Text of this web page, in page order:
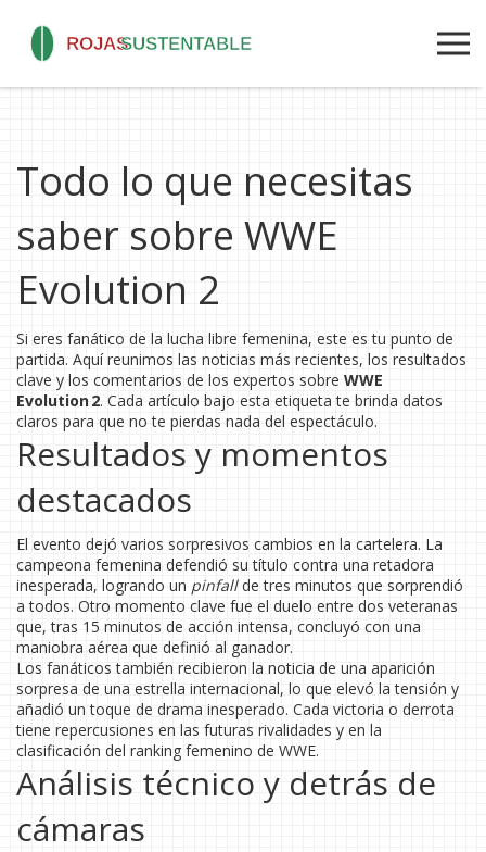
Todo lo que necesitas
saber sobre WWE
Evolution 2
Si eres fanático de la lucha libre femenina, este es tu punto de
partida. Aquí reunimos las noticias más recientes, los resultados
clave y los comentarios de los expertos sobre WWE
Evolution 2. Cada artículo bajo esta etiqueta te brinda datos
claros para que no te pierdas nada del espectáculo.
Resultados y momentos
destacados
El evento dejó varios sorpresivos cambios en la cartelera. La
campeona femenina defendió su título contra una retadora
inesperada, logrando un pinfallde tres minutos que sorprendió
a todos. Otro momento clave fue el duelo entre dos veteranas
que, tras 15 minutos de acción intensa, concluyó con una
maniobra aérea que definió al ganador.
Los fanáticos también recibieron la noticia de una aparición
sorpresa de una estrella internacional, lo que elevó la tensión y
añadió un toque de drama inesperado. Cada victoria o derrota
tiene repercusiones en las futuras rivalidades y en la
clasificación del ranking femenino de WWE.
Análisis técnico y detrás de
cámaras